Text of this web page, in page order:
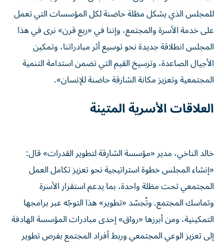
للمجلس الذي يشكل مظلة حاضنة لكل المؤسسات التي تعمل
على خدمة الأسرة والمجتمع، وإننا في «ربع قرن» نرى في هذا
المجلس انطلاقة جديدة نحو توسيع أثر مبادراتنا، وتمكين
الأجيال الصاعدة، وترسيخ القيم التي تضمن استدامة التنمية
المجتمعية وتعزيز مكانة الشارقة حاضنة للإنسان».
العلاقات الأسرية المتينة
خالد الناخي، مدير «مؤسسة الشارقة لتطوير القدرات» قال:
«إنشاء المجلس خطوة استراتيجية نحو تعزيز تكامل العمل
المجتمعي تحت مظلة واحدة، بما يدعم استقرار الأسرة
وتماسك المجتمع. وتُجسّد «تطوير» هذا التوجّه عبر برامجها
التمكينية، ومن أبرزها «رواق» إحدى مبادرات المؤسسة الهادفة
إلى تعزيز الوعي المجتمعي وربط أفراد المجتمع بفرص تطوير